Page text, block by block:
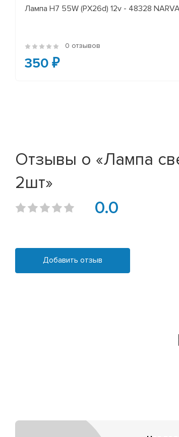
Лампа H7 55W (PX26d) 12v - 48328
0 отзывов
350 ₽
Отзывы о «Лампа
2шт»
0.0
Добавить отзыв